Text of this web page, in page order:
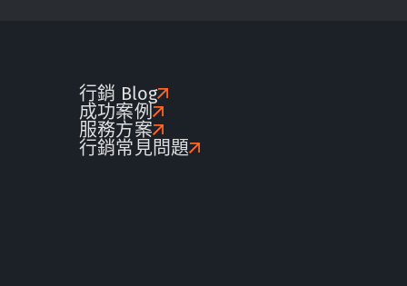
行銷 Blog
成功案例
服務方案
行銷常見問題